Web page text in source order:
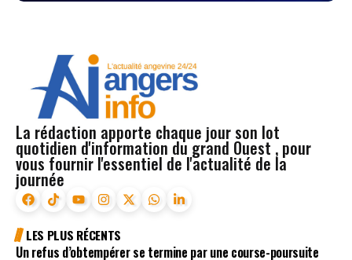
La rédaction apporte chaque jour son lot
quotidien d'information du grand Ouest , pour
vous fournir l'essentiel de l'actualité de la
journée
LES PLUS RÉCENTS
Un refus d’obtempérer se termine par une course-poursuite